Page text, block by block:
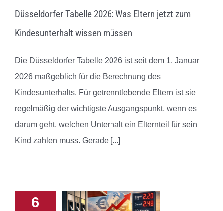
Düsseldorfer Tabelle 2026: Was Eltern jetzt zum
Kindesunterhalt wissen müssen
Die Düsseldorfer Tabelle 2026 ist seit dem 1. Januar
2026 maßgeblich für die Berechnung des
Kindesunterhalts. Für getrenntlebende Eltern ist sie
regelmäßig der wichtigste Ausgangspunkt, wenn es
darum geht, welchen Unterhalt ein Elternteil für sein
Kind zahlen muss. Gerade [...]
6